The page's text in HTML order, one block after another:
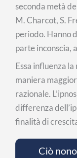
seconda metà
M. Charcot, S.
periodo. Hanno
parte inconscia,
Essa influenza
maniera
razionale.
differenza
finalità di
Ciò